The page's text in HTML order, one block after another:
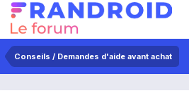
Conseils / Demandes d'aide avant achat